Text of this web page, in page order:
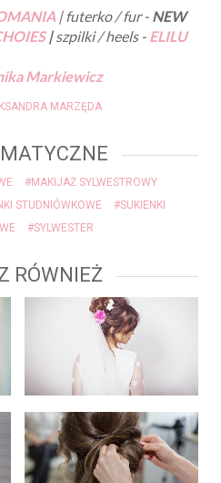
| futerko / fur - NEW
|szpilki / heels - ELILU
Markiewicz
MARZĘDA
#MAKIJAŻ SYLWESTROWY
STUDNIÓWKOWE
#SUKIENKI
#SYLWESTER
RÓWNIEŻ